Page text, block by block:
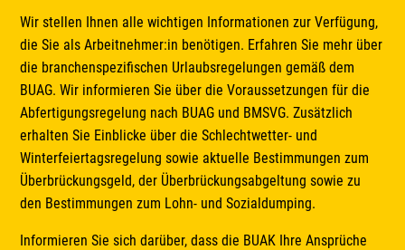
Wir stellen Ihnen alle wichtigen Informationen zur Verfügung,
die Sie als Arbeitnehmer:in benötigen. Erfahren Sie mehr über
die branchenspezifischen Urlaubsregelungen gemäß dem
BUAG. Wir informieren Sie über die Voraussetzungen für die
Abfertigungsregelung nach BUAG und BMSVG. Zusätzlich
erhalten Sie Einblicke über die Schlechtwetter- und
Winterfeiertagsregelung sowie aktuelle Bestimmungen zum
Überbrückungsgeld, der Überbrückungsabgeltung sowie zu
den Bestimmungen zum Lohn- und Sozialdumping.
Informieren Sie sich darüber, dass die BUAK Ihre Ansprüche